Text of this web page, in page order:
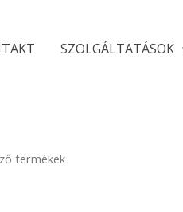
SZOLGÁLTATÁSOK
termékek